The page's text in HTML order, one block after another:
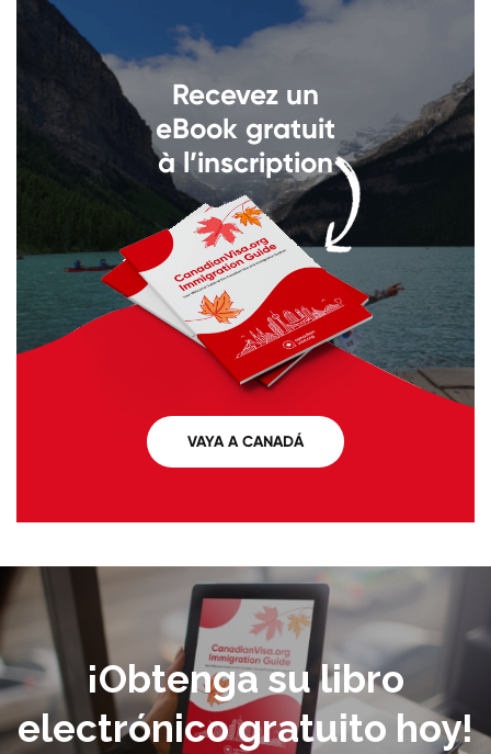
Recevez un
eBook gratuit
à l’inscription
VAYA A CANADÁ
¡Obtenga su libro
electrónico gratuito hoy!
Llámenos al +1 604 449 1200